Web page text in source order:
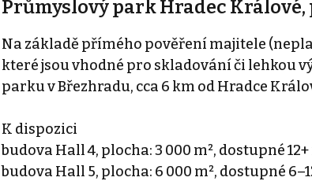
Průmyslový park Hradec
Na základě přímého pověření majitele
které jsou vhodné pro skladování či lehkou
parku v Březhradu, cca 6 km od Hradce
K dispozici
budova Hall 4, plocha: 3 000 m², dostupné
budova Hall 5, plocha: 6 000 m², dostupné